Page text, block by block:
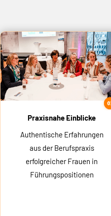
Praxisnahe Einblicke
Authentische Erfahrungen
aus der Berufspraxis
erfolgreicher Frauen in
Führungspositionen